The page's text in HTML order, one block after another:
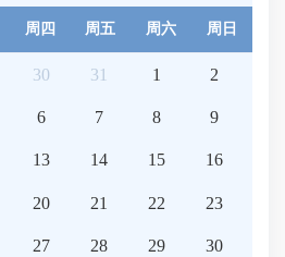
周四 周五 周六 周日
30 31 1 2
6 7 8 9
13 14 15 16
20 21 22 23
27 28 29 30